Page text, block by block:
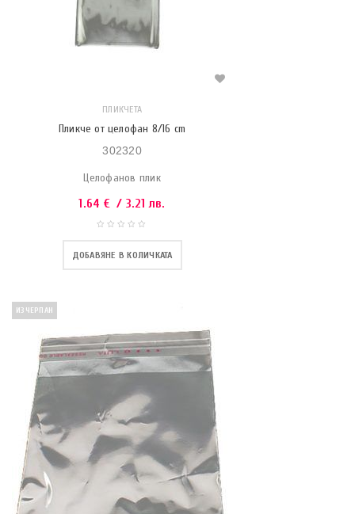
ПЛИКЧЕТА
Пликче от целофан 8/16 cm
302320
Целофанов плик
1.64 € / 3.21 лв.
ДОБАВЯНЕ В КОЛИЧКАТА
ИЗЧЕРПАН